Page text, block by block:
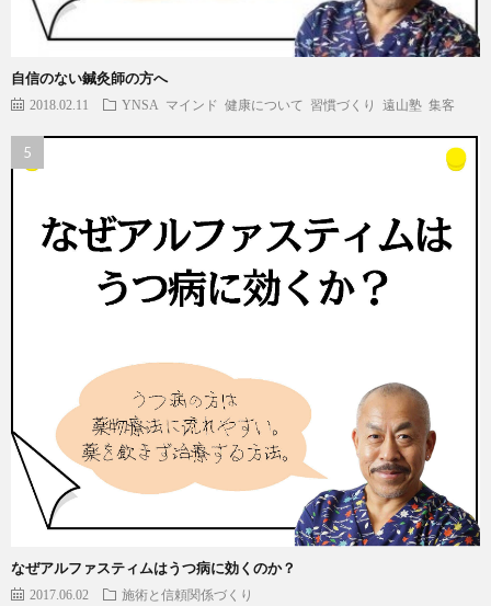
自信のない鍼灸師の方へ
2018.02.11 YNSA マインド 健康について 習慣づくり 遠山塾 集客
なぜアルファスティムはうつ病に効くのか？
2017.06.02 施術と信頼関係づくり